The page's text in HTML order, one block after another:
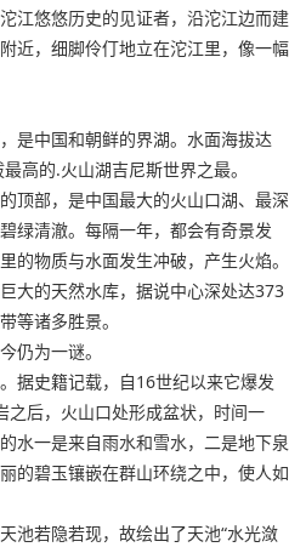
江悠悠历史的见证者，沿沱江边而建
近，细脚伶仃地立在沱江里，像一幅
是中国和朝鲜的界湖。水面海拔达
高的.火山湖吉尼斯世界之最。
顶部，是中国最大的火山口湖、最深
绿清澈。每隔一年，都会有奇景发
的物质与水面发生冲破，产生火焰。
大的天然水库，据说中心深处达373
等诸多胜景。
仍为一谜。
据史籍记载，自16世纪以来它爆发
之后，火山口处形成盆状，时间一
水一是来自雨水和雪水，二是地下泉
的碧玉镶嵌在群山环绕之中，使人如
池若隐若现，故绘出了天池“水光潋